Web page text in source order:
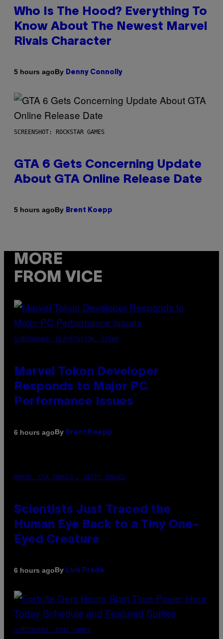
Who Is The Hood? Everything To
Know About The Newest Marvel
Rivals Character
5 hours agoBy Denny Connolly
SCREENSHOT: ROCKSTAR GAMES
GTA 6 Gets Concerning Update
About GTA Online Release Date
5 hours agoBy Brent Koepp
MORE
FROM VICE
SCREENSHOT: PLAYSTATION, STEAM
Marvel Tokon Developer
Responds to Major PC
Performance Issues
6 hours agoBy Brent Koepp
PHOTO: CSA IMAGES / GETTY IMAGES
Scientists Just Traced the
Human Eye Back to a Tiny One-
Eyed Creature
6 hours agoBy Luis Prada
SCREENSHOT: EPIC GAMES